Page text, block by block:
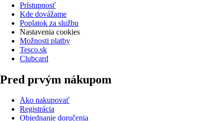
Prístupnosť
Kde dovážame
Poplatok za službu
Nastavenia cookies
Možnosti platby
Tesco.sk
Clubcard
Pred prvým nákupom
Ako nakupovať
Registrácia
Objednanie doručenia